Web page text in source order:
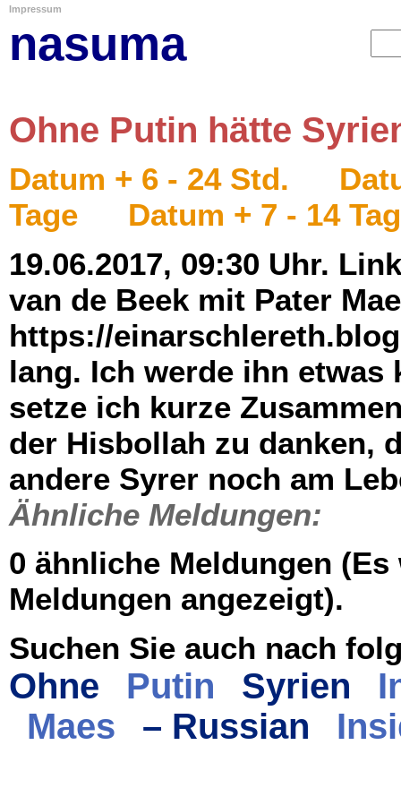
Impressum
nasuma
Ohne Putin hätte
Datum + 6 - 24 Std.
Tage
Datum + 7 - 14
19.06.2017, 09:30 Uhr.
van de Beek mit Pater
https://
lang. Ich werde ihn
setze ich kurze
der Hisbollah zu danken,
andere Syrer noch am
Ähnliche Meldungen:
0 ähnliche Meldungen
Meldungen angezeigt).
Suchen Sie auch nach
Ohne Putin Syrien
Maes
– Russian